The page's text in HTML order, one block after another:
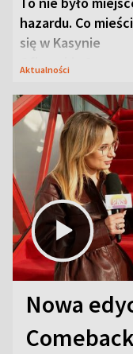
hazardu. Co
się w Kasynie
Oficerskim?
Aktualności
Nowa